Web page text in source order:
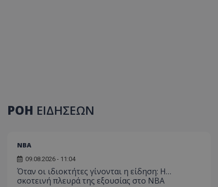
ΡΟΗ ΕΙΔΗΣΕΩΝ
NBA
09.08.2026 - 11:04
Όταν οι ιδιοκτήτες γίνονται η είδηση: Η…
σκοτεινή πλευρά της εξουσίας στο NBA